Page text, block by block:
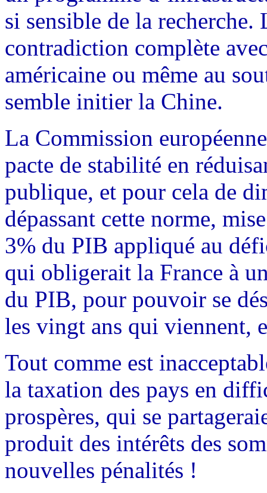
si sensible de la recherche.
contradiction complète
américaine ou même au
semble initier la Chine.
La Commission
pacte de stabilité en
publique, et pour cela de
dépassant cette norme,
3% du PIB appliqué au
qui obligerait la France à
du PIB, pour pouvoir se
les vingt ans qui viennent,
Tout comme est
la taxation des pays en
prospères, qui se
produit des intérêts des
nouvelles pénalités !